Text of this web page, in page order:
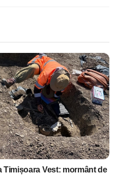
Timișoara Vest: mormânt de